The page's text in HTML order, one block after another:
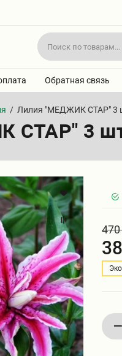
Обратная связь
/ Лилия "МЕДЖИК СТАР" 3
СТАР" 3